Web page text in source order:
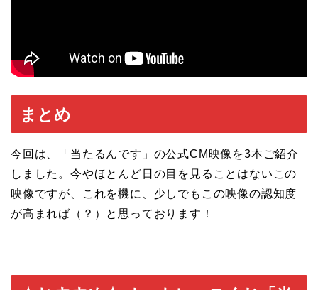
まとめ
今回は、「当たるんです」の公式CM映像を3本ご紹介
しました。今やほとんど日の目を見ることはないこの
映像ですが、これを機に、少しでもこの映像の認知度
が高まれば（？）と思っております！